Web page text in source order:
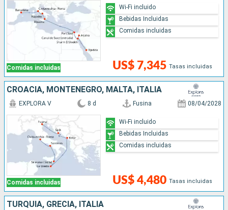
Comidas incluidas US$ 7,345 Tasas incluidas
Wi-Fi incluido
Bebidas Incluidas
Comidas incluidas
CROACIA, MONTENEGRO, MALTA, ITALIA
Comidas incluidas
EXPLORA V 8 d Fusina 08/04/2028
US$ 4,480 Tasas incluidas
Wi-Fi incluido
Bebidas Incluidas
Comidas incluidas
TURQUÍA, GRECIA, ITALIA